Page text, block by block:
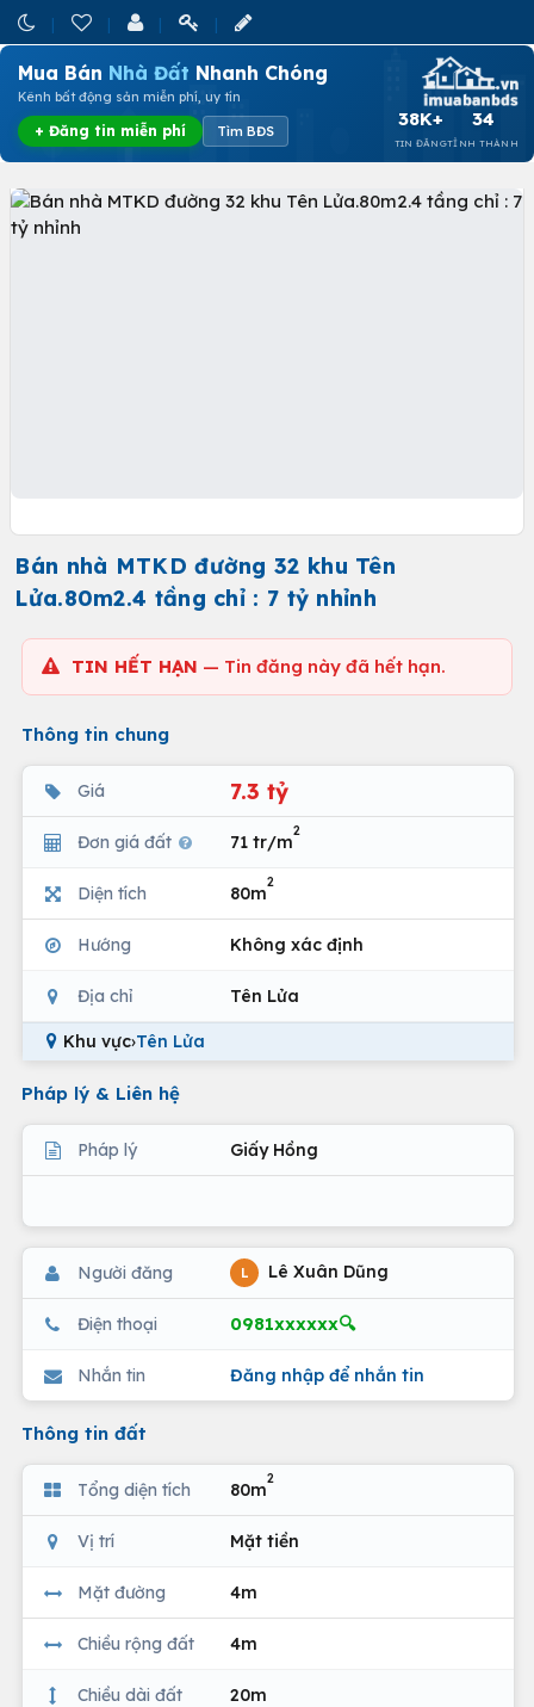
Mua Bán Nhà Đất Nhanh Chóng
Kênh bất động sản miễn phí, uy tín
+ Đăng tin miễn phí Tìm BĐS
38K+
TIN ĐĂNG
34
TỈNH THÀNH
Bán nhà MTKD đường 32 khu Tên
Lửa.80m2.4 tầng chỉ : 7 tỷ nhỉnh
TIN HẾT HẠN — Tin đăng này đã hết hạn.
Thông tin chung
Giá 7.3 tỷ
Đơn giá đất 71 tr/m
2
Diện tích 80m
2
Hướng Không xác định
Địa chỉ Tên Lửa
Khu vực›Tên Lửa
Pháp lý & Liên hệ
Pháp lý Giấy Hồng
Người đăng L Lê Xuân Dũng
Điện thoại 0981xxxxxx🔍
Nhắn tin Đăng nhập để nhắn tin
Thông tin đất
Tổng diện tích 80m
2
Vị trí Mặt tiền
Mặt đường 4m
Chiều rộng đất 4m
Chiều dài đất 20m